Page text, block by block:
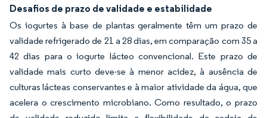
Desafios de prazo de validade e estabilidade
Os iogurtes à base de plantas geralmente têm um prazo de
validade refrigerado de 21 a 28 dias, em comparação com 35 a
42 dias para o iogurte lácteo convencional. Este prazo de
validade mais curto deve-se à menor acidez, à ausência de
culturas lácteas conservantes e à maior atividade da água, que
acelera o crescimento microbiano. Como resultado, o prazo